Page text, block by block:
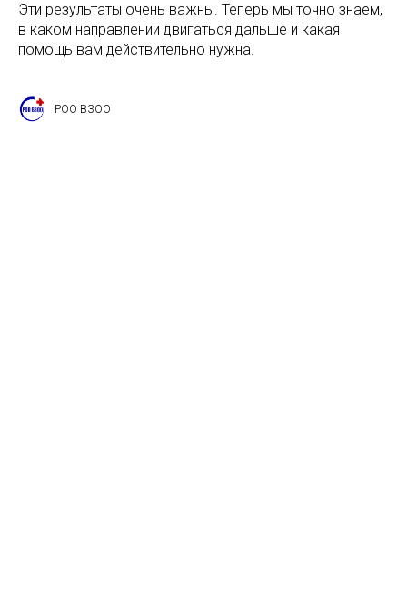
Эти результаты очень важны. Теперь мы точно знаем,
в каком направлении двигаться дальше и какая
помощь вам действительно нужна.
РОО ВЗОО